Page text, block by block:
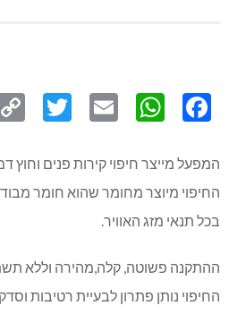
המפעל מייצר חיפוי קירות פנים וחוץ
החיפוי מיוצר מחומר שהוא חומר
בכל תנאי מזג האוויר.
ההתקנה פשוטה, קלה,מהירה וללא
החיפוי נותן פתרון לבעיית רטיבות